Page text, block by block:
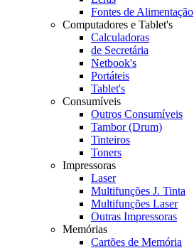
Fontes de Alimentação
Computadores e Tablet's
Calculadoras
de Secretária
Netbook's
Portáteis
Tablet's
Consumíveis
Outros Consumíveis
Tambor (Drum)
Tinteiros
Toners
Impressoras
Laser
Multifunções J. Tinta
Multifunções Laser
Outras Impressoras
Memórias
Cartões de Memória